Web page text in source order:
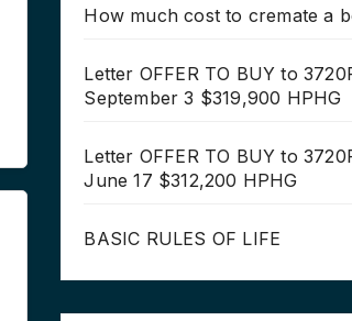
How much cost to cremate a
Letter OFFER TO BUY to
September 3 $319,900 HPHG
Letter OFFER TO BUY to
June 17 $312,200 HPHG
BASIC RULES OF LIFE